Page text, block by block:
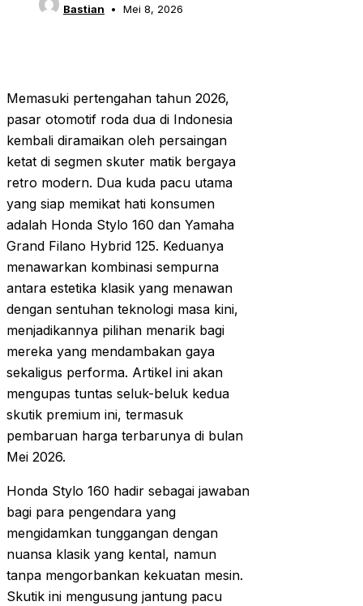
Bastian Mei 8, 2026
Memasuki pertengahan tahun 2026,
pasar otomotif roda dua di Indonesia
kembali diramaikan oleh persaingan
ketat di segmen skuter matik bergaya
retro modern. Dua kuda pacu utama
yang siap memikat hati konsumen
adalah Honda Stylo 160 dan Yamaha
Grand Filano Hybrid 125. Keduanya
menawarkan kombinasi sempurna
antara estetika klasik yang menawan
dengan sentuhan teknologi masa kini,
menjadikannya pilihan menarik bagi
mereka yang mendambakan gaya
sekaligus performa. Artikel ini akan
mengupas tuntas seluk-beluk kedua
skutik premium ini, termasuk
pembaruan harga terbarunya di bulan
Mei 2026.
Honda Stylo 160 hadir sebagai jawaban
bagi para pengendara yang
mengidamkan tunggangan dengan
nuansa klasik yang kental, namun
tanpa mengorbankan kekuatan mesin.
Skutik ini mengusung jantung pacu